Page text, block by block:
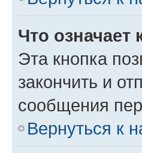
Что
Эта кнопка
закончить и
сообщения
Вернуться к